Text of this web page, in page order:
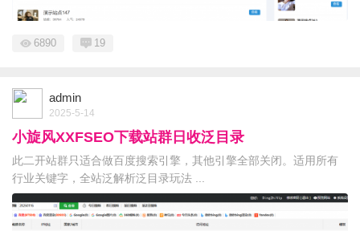
6890 19
admin
2025-5-14
小旋风XXFSEO下载站群日收泛目录
此二开站群只适合做百度搜索引擎，其他引擎全部关闭。适用所有
行业关键字，全站泛解析泛目录玩法 ...